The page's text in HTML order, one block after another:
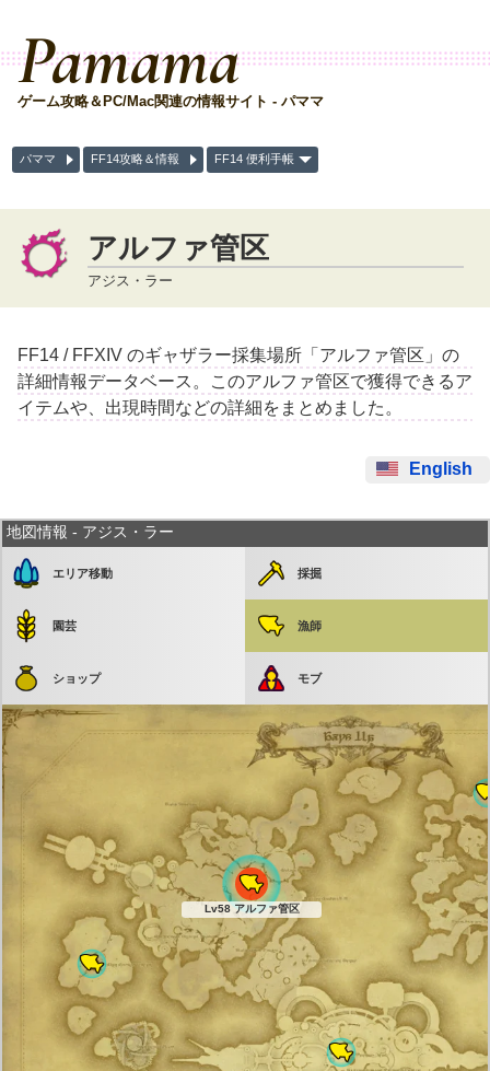
Pamama
ゲーム攻略＆PC/Mac関連の情報サイト - パママ
パママ FF14攻略＆情報 FF14 便利手帳
アルファ管区
アジス・ラー
FF14 / FFXIV のギャザラー採集場所「アルファ管区」の
詳細情報データベース。このアルファ管区で獲得できるア
イテムや、出現時間などの詳細をまとめました。
English
地図情報 - アジス・ラー
エリア移動 採掘
園芸 漁師
ショップ モブ
Lv58 アルファ管区